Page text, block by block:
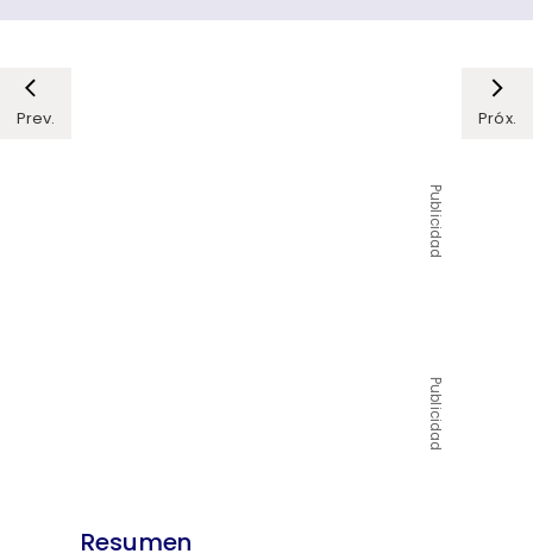
Prev. Próx.
Publicidad
Publicidad
Resumen